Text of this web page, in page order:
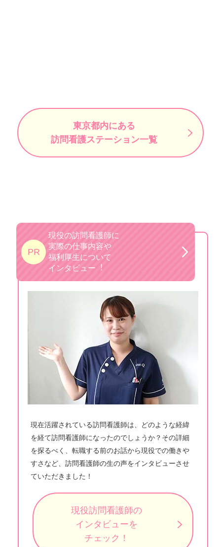
東京都内にある
訪問看護ステーション一覧
PR
現役の訪問看護師に
実際の仕事内容や
福利厚生について
インタビュー︕
現在活躍されている訪問看護師は、どのような経緯
を経て訪問看護師になったのでしょうか？その詳細
を探るべく、転職する前のお話から現役での働きや
すさなど、訪問看護師の生の声をインタビューさせ
ていただきました！
現役訪問看護師の
インタビューを
チェック！